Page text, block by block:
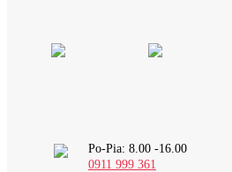
Po-Pia: 8.00 -16.00
0911 999 361